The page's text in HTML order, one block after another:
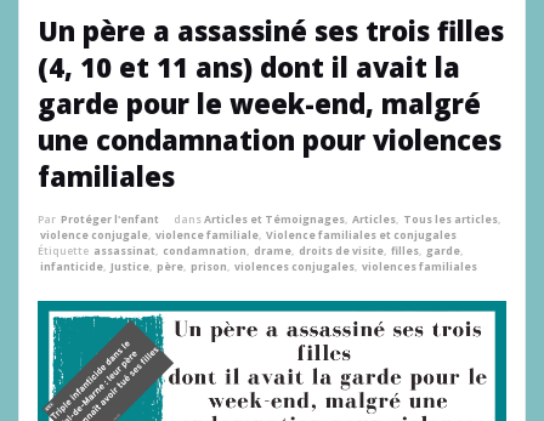
Un père a assassiné ses trois filles
(4, 10 et 11 ans) dont il avait la
garde pour le week-end, malgré
une condamnation pour violences
familiales
Par Protéger l'enfant dansArticles et Témoignages, Articles, Tous les articles,
violence conjugale, violence familiale, Violence familiales et conjugales
Étiquette assassinat, condamnation, drame, droits de visite, filles, garde,
infanticide, Justice, père, prison, violences conjugales, violences familiales